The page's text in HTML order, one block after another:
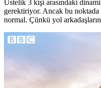
Üstelik 3 kişi arasındaki
gerektiriyor. Ancak bu noktada
normal. Çünkü yol